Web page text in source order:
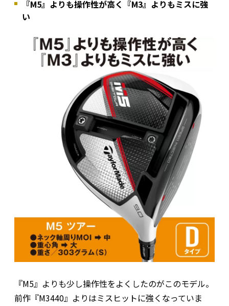
『M5』よりも操作性が高く『M3』よりもミスに強
い
『M5』よりも少し操作性をよくしたのがこのモデル。
前作『M3440』よりはミスヒットに強くなっていま